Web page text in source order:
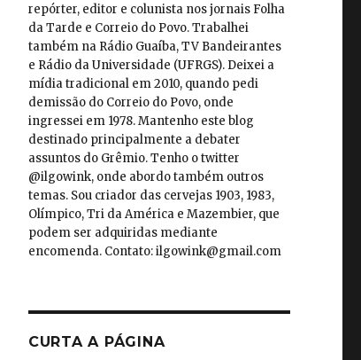
repórter, editor e colunista nos jornais Folha
da Tarde e Correio do Povo. Trabalhei
também na Rádio Guaíba, TV Bandeirantes
e Rádio da Universidade (UFRGS). Deixei a
mídia tradicional em 2010, quando pedi
demissão do Correio do Povo, onde
ingressei em 1978. Mantenho este blog
destinado principalmente a debater
assuntos do Grêmio. Tenho o twitter
@ilgowink, onde abordo também outros
temas. Sou criador das cervejas 1903, 1983,
Olímpico, Tri da América e Mazembier, que
podem ser adquiridas mediante
encomenda. Contato: ilgowink@gmail.com
CURTA A PÁGINA